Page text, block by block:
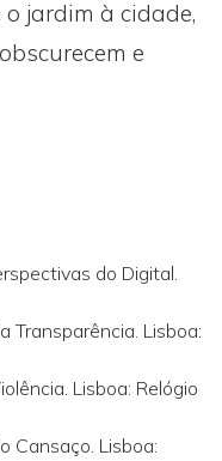
jardim à cidade,
e
do Digital.
Transparência. Lisboa:
Lisboa: Relógio
Cansaço. Lisboa: